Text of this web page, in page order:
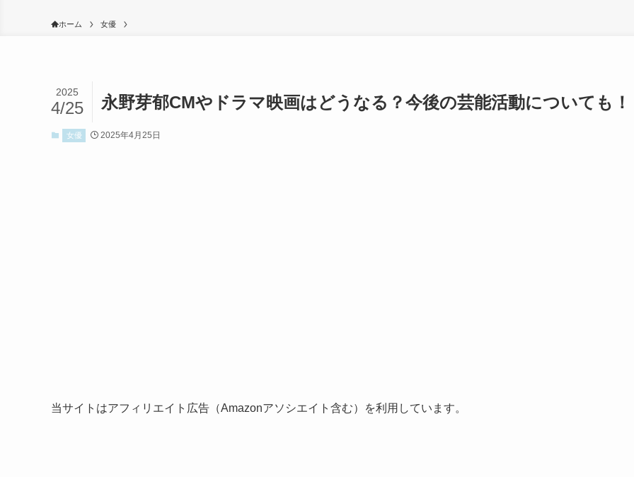
ホーム 女優
永野芽郁CMやドラマ映画はどうなる？今後の芸能活動についても！
2025
4/25
女優 2025年4月25日
当サイトはアフィリエイト広告（Amazonアソシエイト含む）を利用しています。